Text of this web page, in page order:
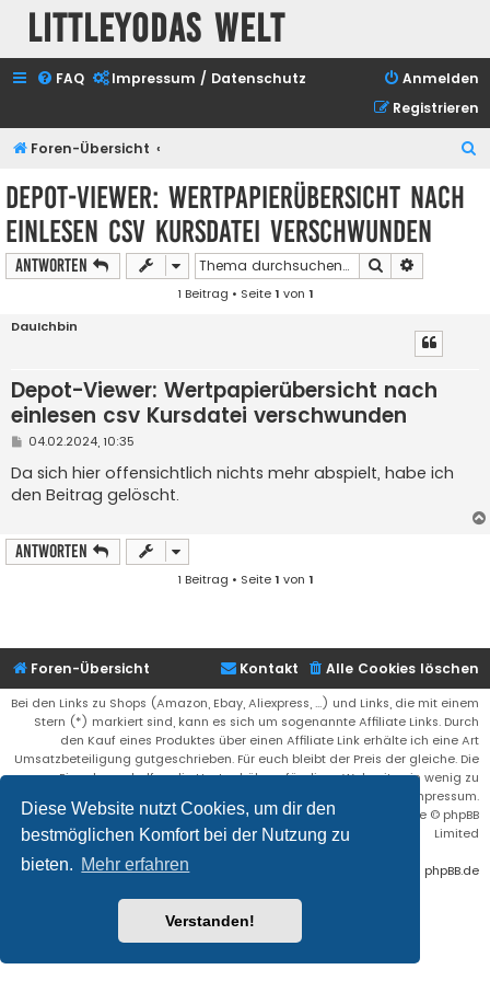
Diese Website nutzt Cookies, um dir den
bestmöglichen Komfort bei der Nutzung zu
bieten. Mehr erfahren
Verstanden!
Littleyodas Welt
FAQ Impressum / Datenschutz
Anmelden
Registrieren
Foren-Übersicht
Depot-Viewer: Wertpapierübersicht nach
einlesen csv Kursdatei verschwunden
Antworten Suche
1 Beitrag • Seite1 von 1
DauIchbin
Depot-Viewer: Wertpapierübersicht nach
einlesen csv Kursdatei verschwunden
B
i
t
r
04.02.2024, 10:35
Da sich hier offensichtlich nichts mehr abspielt, habe ich
den Beitrag gelöscht.
Antworten
1 Beitrag • Seite1 von 1
Foren-Übersicht Alle Cookies löschen
Kontakt
Bei den Links zu Shops (Amazon, Ebay, Aliexpress, ...) und Links, die mit einem
Stern (*) markiert sind, kann es sich um sogenannte Affiliate Links. Durch
den Kauf eines Produktes über einen Affiliate Link erhälte ich eine Art
Umsatzbeteiligung gutgeschrieben. Für euch bleibt der Preis der gleiche. Die
Einnahmen helfen die Hostgebühren für diese Webseite ein wenig zu
reduzieren. Siehe auch das Impressum.
Flat Style byIan Bradley• Powered by phpBB® Forum Software © phpBB
Limited
phpBB.de